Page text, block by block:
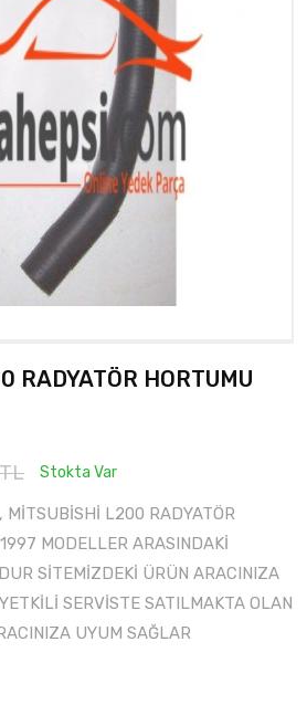
RADYATÖR HORTUMU
Stokta Var
MİTSUBİSHİ L200 RADYATÖR
MODELLER ARASINDAKİ
SİTEMİZDEKİ ÜRÜN ARACINIZA
SERVİSTE SATILMAKTA OLAN
UYUM SAĞLAR